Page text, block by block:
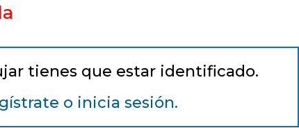
tienes que estar identificado.
o inicia sesión.